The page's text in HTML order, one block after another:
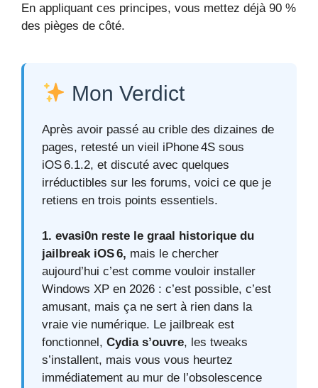
En appliquant ces principes, vous mettez déjà 90 %
des pièges de côté.
Mon Verdict
Après avoir passé au crible des dizaines de
pages, retesté un vieil iPhone 4S sous
iOS 6.1.2, et discuté avec quelques
irréductibles sur les forums, voici ce que je
retiens en trois points essentiels.
1. evasi0n reste le graal historique du
jailbreak iOS 6, mais le chercher
aujourd’hui c’est comme vouloir installer
Windows XP en 2026 : c’est possible, c’est
amusant, mais ça ne sert à rien dans la
vraie vie numérique. Le jailbreak est
fonctionnel, Cydia s’ouvre, les tweaks
s’installent, mais vous vous heurtez
immédiatement au mur de l’obsolescence